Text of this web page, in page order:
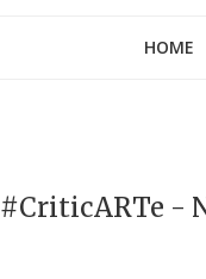
HOME
#CriticARTe -